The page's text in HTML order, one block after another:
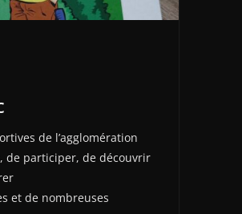
de l’agglomération
de participer, de découvrir
et de nombreuses